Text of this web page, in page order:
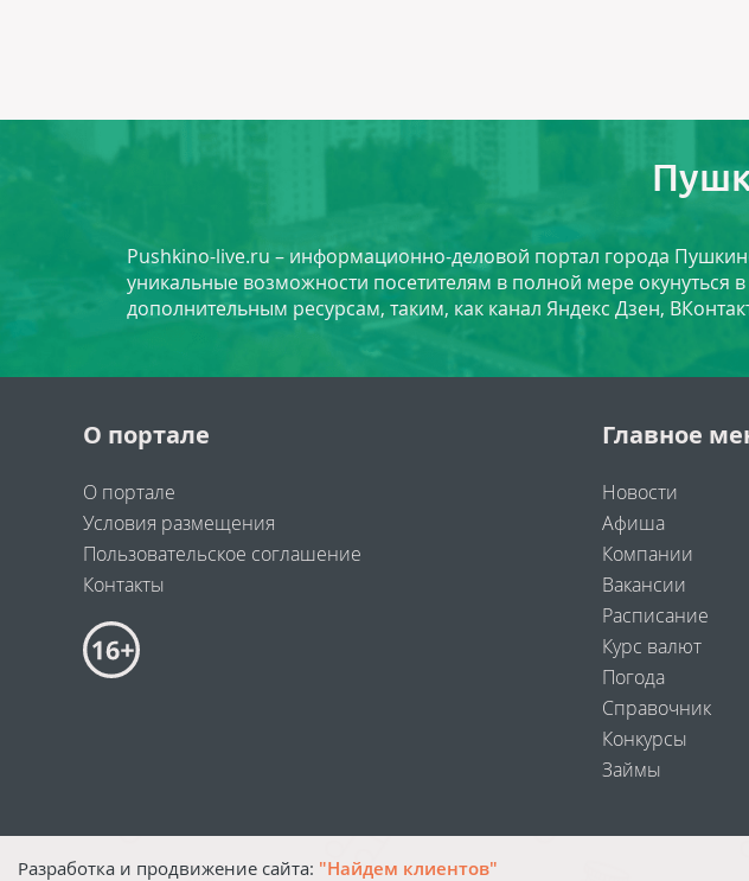
Pushkino-live.ru – информационно-деловой портал города
уникальные возможности посетителям в полной мере
дополнительным ресурсам, таким, как канал Яндекс Дзен,
О портале
О портале
Условия размещения
Пользовательское соглашение
Контакты
Главное
Новости
Афиша
Компании
Вакансии
Расписание
Курс валют
Погода
Справочник
Конкурсы
Займы
Разработка и продвижение сайта: "Найдем клиентов"